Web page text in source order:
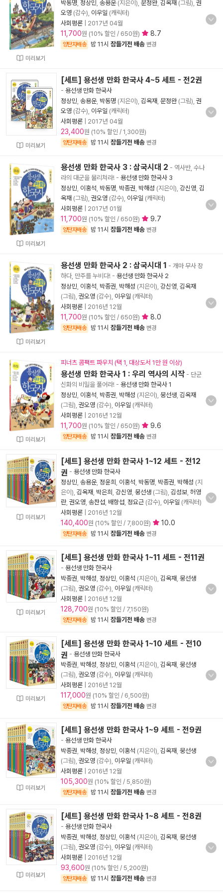
미리보기
박동명 정상민 송용운(지은이), 문정완, 김옥재 (그림), 권
오영 (감수), 이우일 (캐릭터)
사회평론
2017년 04월
11,700원 (10% 할인 / 650원) 8.7
양탄자배송 밤 11시 잠들기전 배송 변경
미리보기
[세트] 용선생 만화 한국사 4~5 세트 - 전2권
- 용선생 만화 한국사
정상민 송용운, 박동명 (지은이), 김옥재 문정완(그림), 권
오영 (감수), 이우일 (캐릭터)
사회평론
2017년 04월
23,400원 (10% 할인 / 1,300원)
양탄자배송 밤 11시 잠들기전 배송 변경
미리보기
용선생 만화 한국사 3 : 삼국시대 2 - 역사반, 수나
라의 대군을 물리쳐라! - 용선생 만화 한국사 3
정상민 이홍석 박동명 박종권 박해성 (지은이), 강신영 김
옥재 (그림), 권오영 (감수), 이우일 (캐릭터)
사회평론
2017년 01월
11,700원 (10% 할인 / 650원) 9.7
양탄자배송 밤 11시 잠들기전 배송 변경
미리보기
용선생 만화 한국사 2 : 삼국시대 1 - 개마 무사 장
하다, 만주를 누비다! - 용선생 만화 한국사 2
정상민 이홍석 박종권 박해성 (지은이), 강신영 김옥재
(그림), 권오영 (감수), 이우일 (캐릭터)
사회평론
2016년 12월
11,700원 (10% 할인 / 650원) 8.0
양탄자배송 밤 11시 잠들기전 배송 변경
미리보기
피너츠 콤팩트 파우치 (택 1, 대상도서 1만 원 이상)
용선생 만화 한국사 1 : 우리 역사의 시작 - 단군
신화의 비밀을 풀어라! - 용선생 만화 한국사 1
정상민 이홍석 박종권 박해성 (지은이), 뭉선생 김옥재
(그림), 권오영 (감수), 이우일 (캐릭터)
사회평론
2016년 12월
11,700원 (10% 할인 / 650원) 9.6
양탄자배송 밤 11시 잠들기전 배송 변경
미리보기
[세트] 용선생 만화 한국사 1~12 세트 - 전12
권 - 용선생 만화 한국사
정상민 송용운, 정윤희 이홍석 박동명 박종권 박해성 (지
은이), 김옥재 박은희 강신영 뭉선생 (그림), 김성보 허영
란, 권오영 송찬섭 배항섭 정요근 (감수), 이우일 (캐릭터)
사회평론
2016년 12월
140,400원 (10% 할인 / 7,800원) 10.0
양탄자배송 밤 11시 잠들기전 배송 변경
미리보기
[세트] 용선생 만화 한국사 1~11 세트 - 전11권
- 용선생 만화 한국사
박종권 박해성 정상민 이홍석 (지은이), 김옥재 뭉선생
(그림), 권오영 (감수), 이우일 (캐릭터)
사회평론
2016년 12월
128,700원 (10% 할인 / 7,150원)
양탄자배송 밤 11시 잠들기전 배송 변경
미리보기
[세트] 용선생 만화 한국사 1~10 세트 - 전10
권 - 용선생 만화 한국사
박종권 박해성 정상민 이홍석 (지은이), 김옥재 뭉선생
(그림), 권오영 (감수), 이우일 (캐릭터)
사회평론
2016년 12월
117,000원 (10% 할인 / 6,500원)
양탄자배송 밤 11시 잠들기전 배송 변경
미리보기
[세트] 용선생 만화 한국사 1~9 세트 - 전9권
- 용선생 만화 한국사
박종권 박해성 정상민 이홍석 (지은이), 김옥재 뭉선생
(그림), 권오영 (감수), 이우일 (캐릭터)
사회평론
2016년 12월
105,300원 (10% 할인 / 5,850원)
양탄자배송 밤 11시 잠들기전 배송 변경
미리보기
[세트] 용선생 만화 한국사 1~8 세트 - 전8권
- 용선생 만화 한국사
박종권 박해성 정상민 이홍석 (지은이), 김옥재 뭉선생
(그림), 권오영 (감수), 이우일 (캐릭터)
사회평론
2016년 12월
93,600원 (10% 할인 / 5,200원)
양탄자배송 밤 11시 잠들기전 배송 변경